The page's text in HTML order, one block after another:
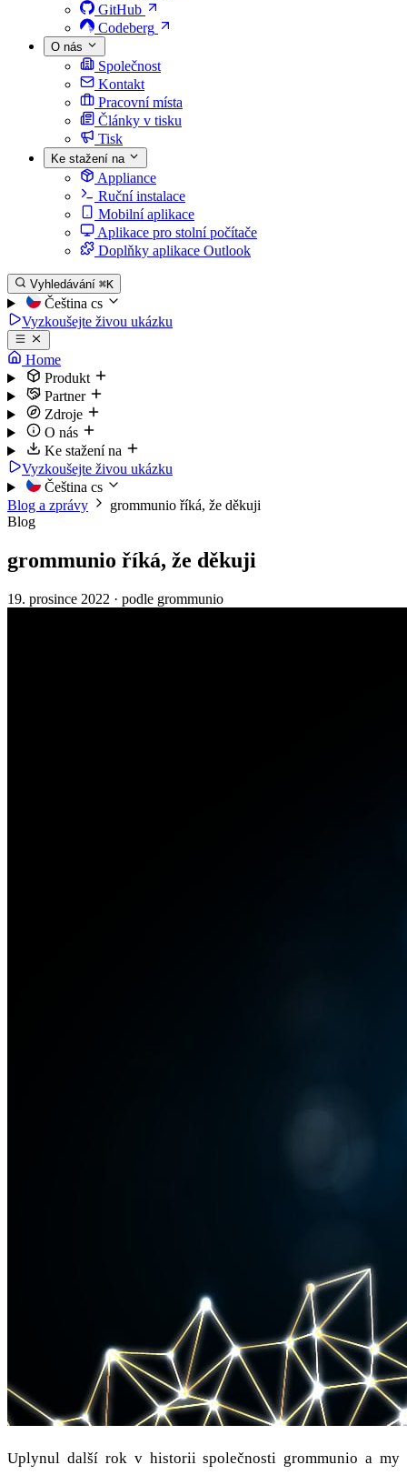
GitHub
Codeberg
O nás
Společnost
Kontakt
Pracovní místa
Články v tisku
Tisk
Ke stažení na
Appliance
Ruční instalace
Mobilní aplikace
Aplikace pro stolní počítače
Doplňky aplikace Outlook
Vyhledávání ⌘K
Čeština cs
Vyzkoušejte živou ukázku
Home
Produkt
Partner
Zdroje
O nás
Ke stažení na
Vyzkoušejte živou ukázku
Čeština cs
Blog a zprávy
grommunio říká, že děkuji
Blog
grommunio říká, že děkuji
19. prosince 2022 · podle grommunio
Uplynul další rok v historii společnosti grommunio a my